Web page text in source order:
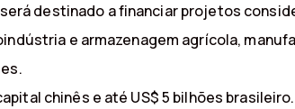
destinado a financiar projetos
e armazenagem agrícola,
chinês e até US$ 5 bilhões